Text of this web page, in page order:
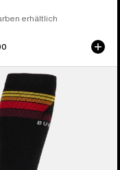
erhältlich